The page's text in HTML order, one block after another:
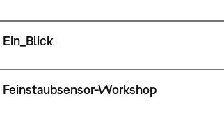
Ein_Blick
Feinstaubsensor-Workshop